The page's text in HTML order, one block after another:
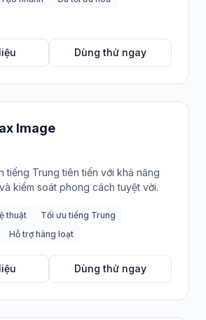
Dùng thử ngay
Image
tiếng Trung tiên tiến với khả năng
kiểm soát phong cách tuyệt vời.
thuật
Tối ưu tiếng Trung
Hỗ trợ hàng loạt
Dùng thử ngay